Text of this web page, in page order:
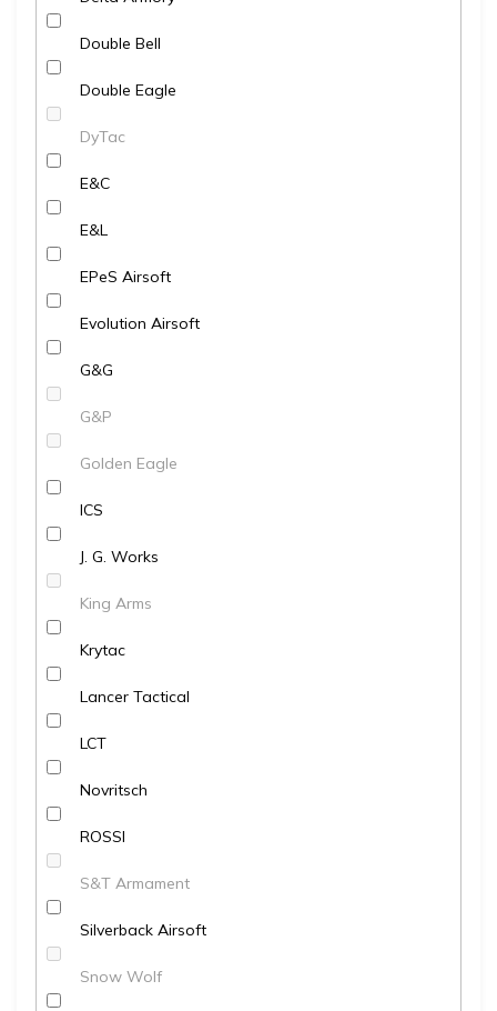
Double Bell
Double Eagle
DyTac
E&C
E&L
EPeS Airsoft
Evolution Airsoft
G&G
G&P
Golden Eagle
ICS
J. G. Works
King Arms
Krytac
Lancer Tactical
LCT
Novritsch
ROSSI
S&T Armament
Silverback Airsoft
Snow Wolf